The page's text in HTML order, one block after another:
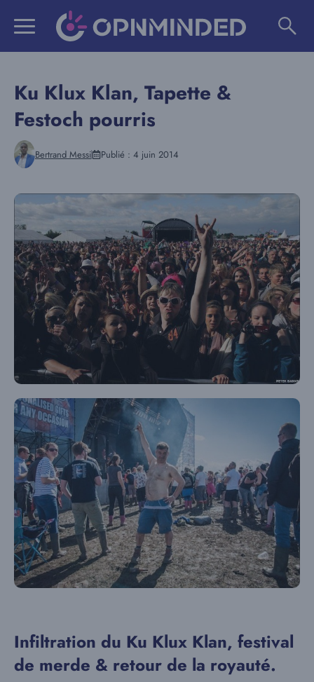
Ku Klux Klan, Tapette &
Festoch pourris
Bertrand Messi Publié : 4 juin 2014
Infiltration du Ku Klux Klan, festival
de merde & retour de la royauté.